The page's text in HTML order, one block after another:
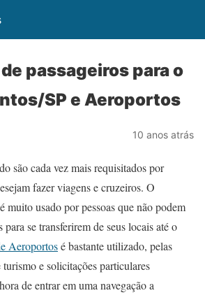
passageiros para o
SP e Aeroportos
10 anos atrás
são cada vez mais requisitados por
fazer viagens e cruzeiros. O
é muito usado por pessoas que não podem
se transferirem de seus locais até o
Aeroportosé bastante utilizado, pelas
turismo e solicitações particulares
de entrar em uma navegação a